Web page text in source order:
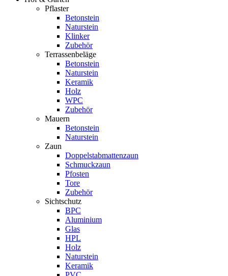
Pflaster
Betonstein
Naturstein
Klinker
Zubehör
Terrassenbeläge
Betonstein
Naturstein
Keramik
Holz
WPC
Zubehör
Mauern
Betonstein
Naturstein
Zaun
Doppelstabmattenzaun
Schmuckzaun
Pfosten
Tore
Zubehör
Sichtschutz
BPC
Aluminium
Glas
HPL
Holz
Naturstein
Keramik